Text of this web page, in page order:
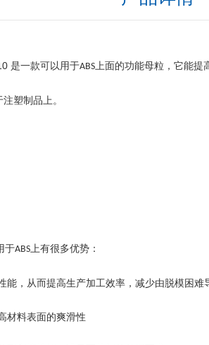
是一款可以用于ABS上面的功能母粒，它能提
塑制品上。
于ABS上有很多优势：
能，从而提高生产加工效率，减少由脱模困难
材料表面的爽滑性